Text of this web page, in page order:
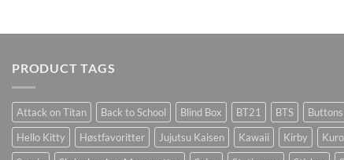
PRODUCT TAGS
Attack on Titan Back to School Blind Box BT21 BTS Buttons
Hello Kitty
Høstfavoritter Jujutsu Kaisen Kawaii Kirby